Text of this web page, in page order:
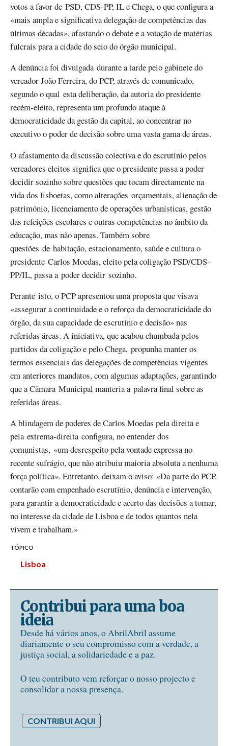
votos a favor de PSD, CDS-PP, IL e Chega, o que configura a
«mais ampla e significativa delegação de competências das
últimas décadas», afastando o debate e a votação de matérias
fulcrais para a cidade do seio do órgão municipal.
A denúncia foi divulgada durante a tarde pelo gabinete do
vereador João Ferreira, do PCP, através de comunicado,
segundo o qual esta deliberação, da autoria do presidente
recém-eleito, representa um profundo ataque à
democraticidade da gestão da capital, ao concentrar no
executivo o poder de decisão sobre uma vasta gama de áreas.
O afastamento da discussão colectiva e do escrutínio pelos
vereadores eleitos significa que o presidente passa a poder
decidir sozinho sobre questões que tocam directamente na
vida dos lisboetas, como alterações orçamentais, alienação de
património, licenciamento de operações urbanísticas, gestão
das refeições escolares e outras competências no âmbito da
educação, mas não apenas. Também sobre
questões de habitação, estacionamento, saúde e cultura o
presidente Carlos Moedas, eleito pela coligação PSD/CDS-
PP/IL, passa a poder decidir sozinho.
Perante isto, o PCP apresentou uma proposta que visava
«assegurar a continuidade e o reforço da democraticidade do
órgão, da sua capacidade de escrutínio e decisão» nas
referidas áreas. A iniciativa, que acabou chumbada pelos
partidos da coligação e pelo Chega, propunha manter os
termos essenciais das delegações de competências vigentes
em anteriores mandatos, com algumas adaptações, garantindo
que a Câmara Municipal manteria a palavra final sobre as
referidas áreas.
A blindagem de poderes de Carlos Moedas pela direita e
pela extrema-direita configura, no entender dos
comunistas, «um desrespeito pela vontade expressa no
recente sufrágio, que não atribuiu maioria absoluta a nenhuma
força política». Entretanto, deixam o aviso: «Da parte do PCP,
contarão com empenhado escrutínio, denúncia e intervenção,
para garantir a democraticidade e acerto das decisões a tomar,
no interesse da cidade de Lisboa e de todos quantos nela
vivem e trabalham.»
TÓPICO
Lisboa
Contribui para uma boa
ideia
Desde há vários anos, o AbrilAbril assume
diariamente o seu compromisso com a verdade, a
justiça social, a solidariedade e a paz.
O teu contributo vem reforçar o nosso projecto e
consolidar a nossa presença.
CONTRIBUI AQUI